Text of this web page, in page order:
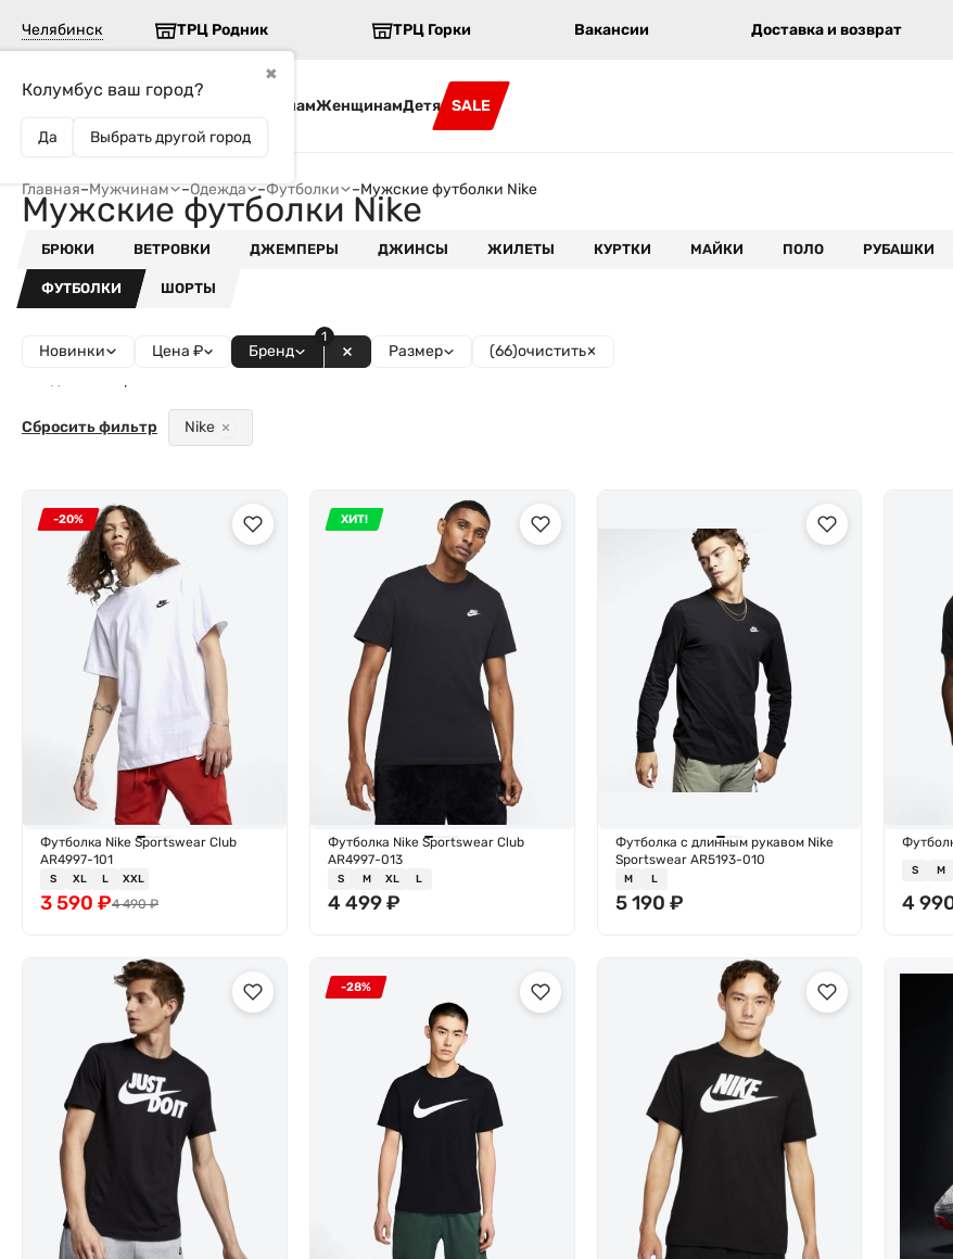
Челябинск
✖
Колумбус ваш город?
Да Выбрать другой город
ТРЦ Родник ТРЦ Горки Вакансии Доставка и возврат
МужчинамЖенщинамДетям SALE
Главная–Мужчинам –Одежда –Футболки –Мужские футболки Nike
Мужские футболки Nike
БРЮКИ ВЕТРОВКИ ДЖЕМПЕРЫ ДЖИНСЫ ЖИЛЕТЫ КУРТКИ МАЙКИ ПОЛО РУБАШКИ
ФУТБОЛКИ ШОРТЫ
Новинки Цена ₽ Бренд
1
Размер (66)очистить
Nike
Сбросить фильтр
-20%
Футболка Nike Sportswear Club
AR4997-101
S XL L XXL
4 490₽
3 590 ₽
ХИТ!
Футболка Nike Sportswear Club
AR4997-013
S M XL L
4 499₽
Футболка с длинным рукавом Nike
Sportswear AR5193-010
M L
5 190 ₽
S M
4
-28%